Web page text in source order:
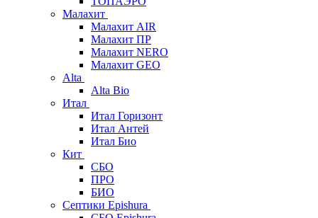
Малахит
Малахит AIR
Малахит ПР
Малахит NERO
Малахит GEO
Alta
Alta Bio
Итал
Итал Горизонт
Итал Антей
Итал Био
Кит
СБО
ПРО
БИО
Септики Epishura